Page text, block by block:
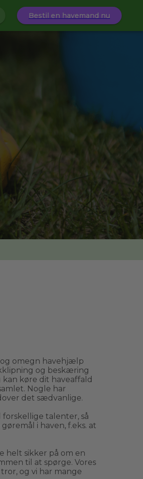
Bestil en havemand nu
omegn havehjælp
og beskæring
køre dit haveaffald
Nogle har
det sædvanlige.
talenter, så
i haven, f.eks. at
helt sikker på om en
til at spørge. Vores
og vi har mange